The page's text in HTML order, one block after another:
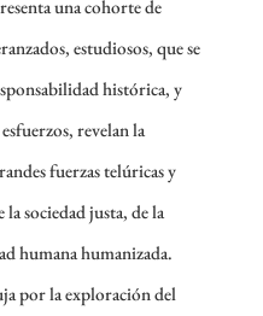
una cohorte de
estudiosos, que se
histórica, y
revelan la
fuerzas telúricas y
la sociedad justa, de la
humana humanizada.
por la exploración del